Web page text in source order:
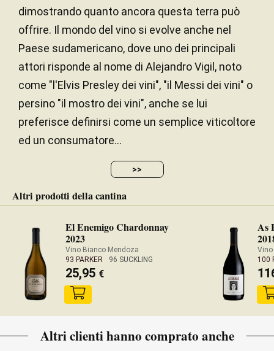
dimostrando quanto ancora questa terra può
offrire. Il mondo del vino si evolve anche nel
Paese sudamericano, dove uno dei principali
attori risponde al nome di Alejandro Vigil, noto
come "l'Elvis Presley dei vini", "il Messi dei vini" o
persino "il mostro dei vini", anche se lui
preferisce definirsi come un semplice viticoltore
ed un consumatore...
>>
Altri prodotti della cantina
El Enemigo Chardonnay
2023
Vino Bianco Mendoza
93 PARKER
96 SUCKLING
25,95 €
As
Vino
100
Altri clienti hanno comprato anche